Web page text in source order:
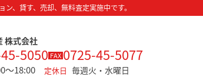
、貸す、売却、無料査定実施中です。
株式会社
5050 FAX 0725-45-5077
～18:00 定休日 毎週火・水曜日